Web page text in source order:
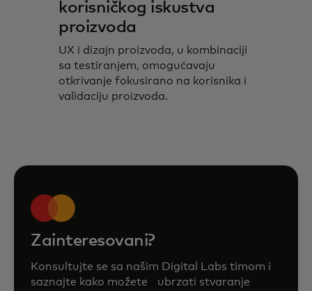
korisničkog iskustva
proizvoda
UX i dizajn proizvoda, u kombinaciji
sa testiranjem, omogućavaju
otkrivanje fokusirano na korisnika i
validaciju proizvoda.
Zainteresovani?
Konsultujte se sa našim Digital Labs timom i
saznajte kako možete ubrzati stvaranje